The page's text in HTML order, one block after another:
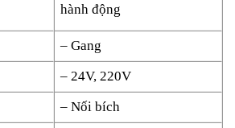
hành động
– Gang
– 24V, 220V
– Nối bích